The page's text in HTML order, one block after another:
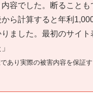
容でした。断ることも
から計算すると年利
ました。最初のサイト
あり実際の被害内容を保証